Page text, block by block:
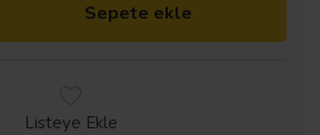
Sepete ekle
Listeye Ekle